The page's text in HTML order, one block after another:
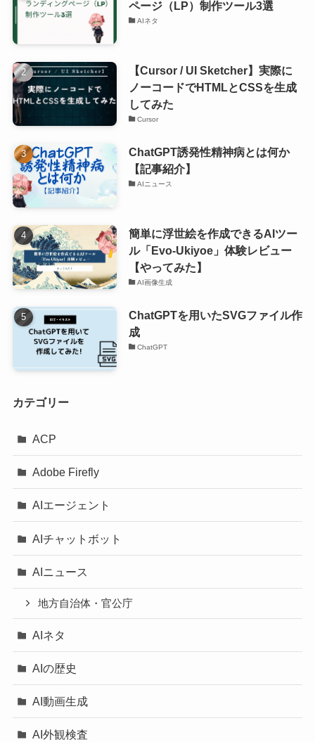
ページ（LP）制作ツール3選
AIネタ
【Cursor / UI Sketcher】実際に
ノーコードでHTMLとCSSを生成
してみた
Cursor
ChatGPT誘発性精神病とは何か
【記事紹介】
AIニュース
簡単に浮世絵を作成できるAIツー
ル「Evo-Ukiyoe」体験レビュー
【やってみた】
AI画像生成
ChatGPTを用いたSVGファイル作
成
ChatGPT
カテゴリー
ACP
Adobe Firefly
AIエージェント
AIチャットボット
AIニュース
地方自治体・官公庁
AIネタ
AIの歴史
AI動画生成
AI外観検査